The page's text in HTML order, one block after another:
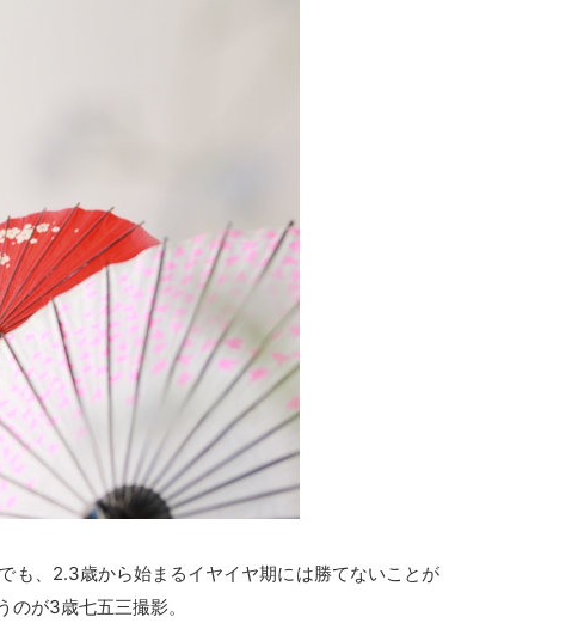
も、2.3歳から始まるイヤイヤ期には勝てないことが
が3歳七五三撮影。